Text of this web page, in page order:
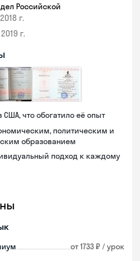
Российской
2018 г.
2019 г.
США, что обогатило её опыт
политическим и
образованием
подход к каждому
от 1733 ₽ / урок